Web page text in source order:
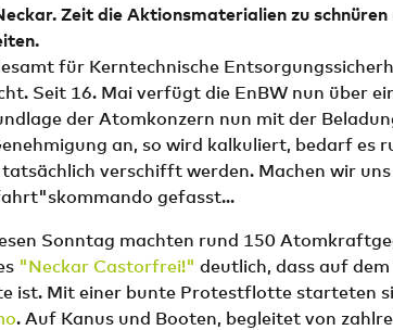
Zeit die Aktionsmaterialien zu
für Kerntechnische
Seit 16. Mai verfügt die EnBW nun über
der Atomkonzern nun mit der
an, so wird kalkuliert, bedarf es
verschifft werden. Machen wir
gefasst...
Sonntag machten rund 150
"Neckar Castorfrei!" deutlich, dass auf
ist. Mit einer bunte Protestflotte starteten
. Auf Kanus und Booten, begleitet von